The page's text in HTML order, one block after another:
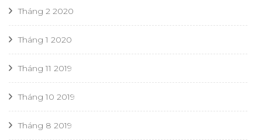
Tháng 2 2020
Tháng 1 2020
Tháng 11 2019
Tháng 10 2019
Tháng 8 2019